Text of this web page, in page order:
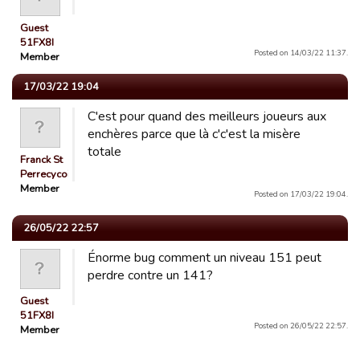
Guest
51FX8I
Member
Posted on 14/03/22 11:37.
17/03/22 19:04
Franck St
Perrecycoi…
Member
C'est pour quand des meilleurs joueurs aux
enchères parce que là c'c'est la misère
totale
Posted on 17/03/22 19:04.
26/05/22 22:57
Guest
51FX8I
Member
Énorme bug comment un niveau 151 peut
perdre contre un 141?
Posted on 26/05/22 22:57.